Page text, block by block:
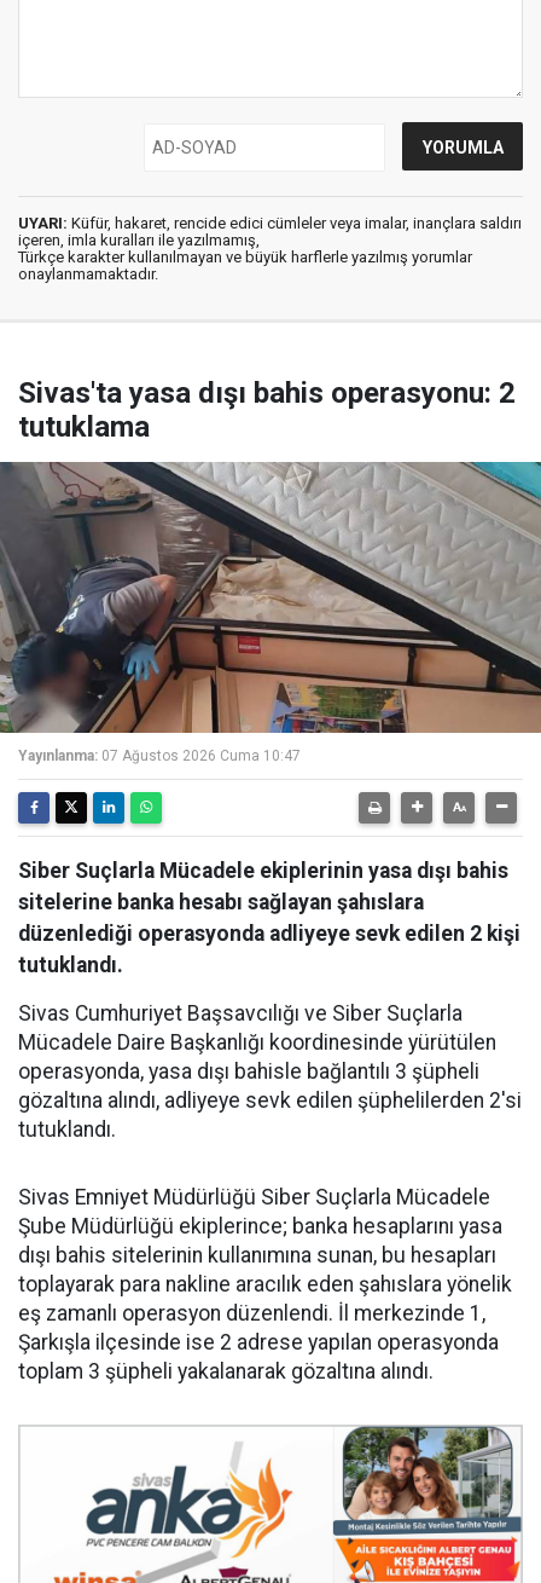
UYARI: Küfür, hakaret, rencide edici cümleler veya imalar, inançlara saldırı
içeren, imla kuralları ile yazılmamış,
Türkçe karakter kullanılmayan ve büyük harflerle yazılmış yorumlar
onaylanmamaktadır.
Sivas'ta yasa dışı bahis operasyonu: 2
tutuklama
Yayınlanma: 07 Ağustos 2026 Cuma 10:47
Siber Suçlarla Mücadele ekiplerinin yasa dışı bahis
sitelerine banka hesabı sağlayan şahıslara
düzenlediği operasyonda adliyeye sevk edilen 2 kişi
tutuklandı.
Sivas Cumhuriyet Başsavcılığı ve Siber Suçlarla
Mücadele Daire Başkanlığı koordinesinde yürütülen
operasyonda, yasa dışı bahisle bağlantılı 3 şüpheli
gözaltına alındı, adliyeye sevk edilen şüphelilerden 2'si
tutuklandı.
Sivas Emniyet Müdürlüğü Siber Suçlarla Mücadele
Şube Müdürlüğü ekiplerince; banka hesaplarını yasa
dışı bahis sitelerinin kullanımına sunan, bu hesapları
toplayarak para nakline aracılık eden şahıslara yönelik
eş zamanlı operasyon düzenlendi. İl merkezinde 1,
Şarkışla ilçesinde ise 2 adrese yapılan operasyonda
toplam 3 şüpheli yakalanarak gözaltına alındı.